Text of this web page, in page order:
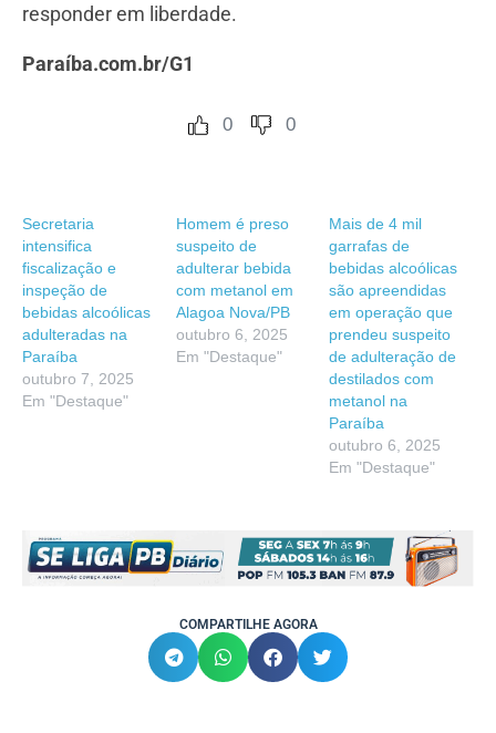
responder em liberdade.
Paraíba.com.br/G1
0 0
Secretaria
intensifica
fiscalização e
inspeção de
bebidas alcoólicas
adulteradas na
Paraíba
outubro 7, 2025
Em "Destaque"
Homem é preso
suspeito de
adulterar bebida
com metanol em
Alagoa Nova/PB
outubro 6, 2025
Em "Destaque"
Mais de 4 mil
garrafas de
bebidas alcoólicas
são apreendidas
em operação que
prendeu suspeito
de adulteração de
destilados com
metanol na
Paraíba
outubro 6, 2025
Em "Destaque"
COMPARTILHE AGORA